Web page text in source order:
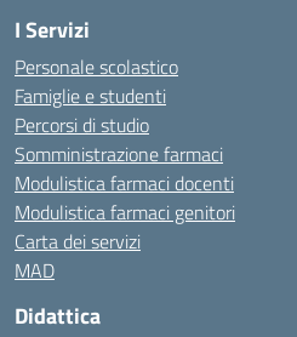
I Servizi
Personale scolastico
Famiglie e studenti
Percorsi di studio
Somministrazione farmaci
Modulistica farmaci docenti
Modulistica farmaci genitori
Carta dei servizi
MAD
Didattica